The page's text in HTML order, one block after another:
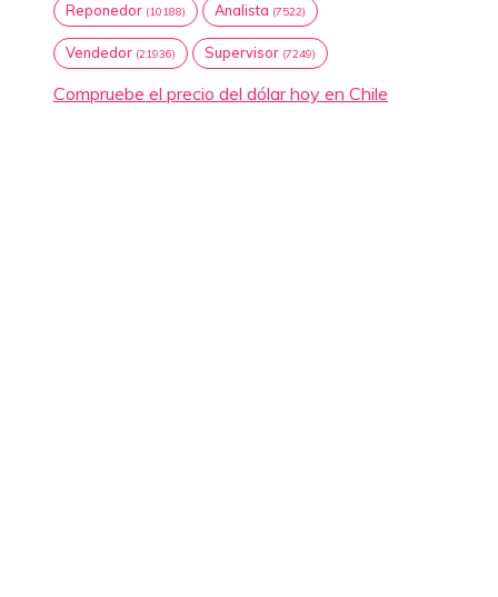
Reponedor (10188) Analista (7522)
Vendedor (21936) Supervisor (7249)
Compruebe el precio del dólar hoy en Chile